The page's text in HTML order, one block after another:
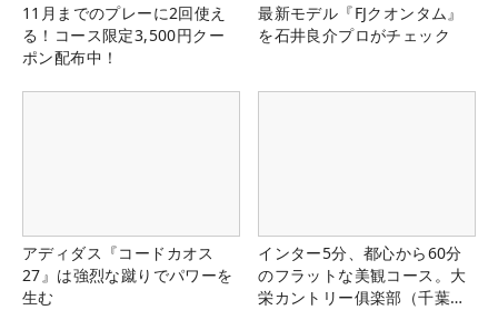
11月までのプレーに2回使え
る！コース限定3,500円クー
ポン配布中！
最新モデル『FJクオンタム』
を石井良介プロがチェック
アディダス『コードカオス
27』は強烈な蹴りでパワーを
生む
インター5分、都心から60分
のフラットな美観コース。大
栄カントリー俱楽部（千葉